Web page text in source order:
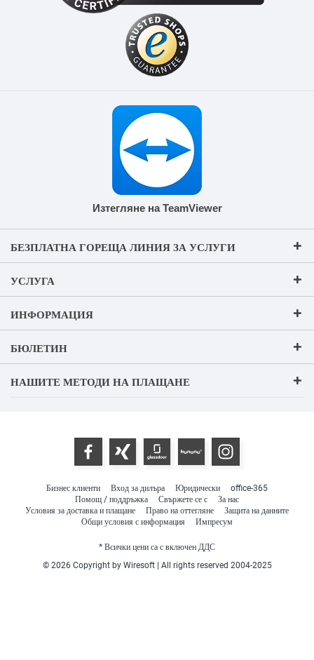
Изтегляне на TeamViewer
БЕЗПЛАТНА ГОРЕЩА ЛИНИЯ ЗА УСЛУГИ
УСЛУГА
ИНФОРМАЦИЯ
БЮЛЕТИН
НАШИТЕ МЕТОДИ НА ПЛАЩАНЕ
Бизнес клиенти Вход за дилъра Юридически
office-365
Помощ / поддръжка
Свържете се с
За нас
Условия за доставка и плащане
Право на оттегляне
Защита на данните
Общи условия с информация
Импресум
* Всички цени са с включен ДДС
© 2026 Copyright by Wiresoft | All rights reserved 2004-2025